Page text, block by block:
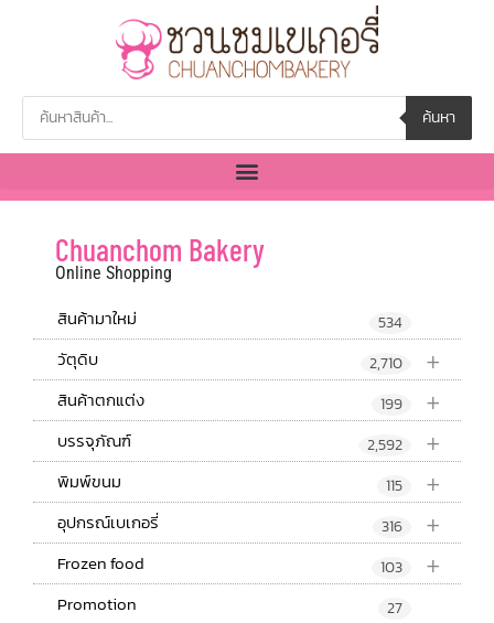
ค้นหา
Chuanchom Bakery
Online Shopping
สินค้ามาใหม่ 534
+
วัตุดิบ 2,710
+
สินค้าตกแต่ง 199
+
บรรจุภัณฑ์ 2,592
+
พิมพ์ขนม 115
+
อุปกรณ์เบเกอรี่ 316
+
Frozen food 103
Promotion 27